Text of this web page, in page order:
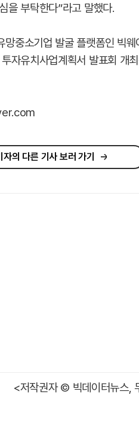
을 부탁한다”라고 말했다.
중소기업 발굴 플랫폼인 빅
자유치사업계획서 발표회 개
자의 다른 기사 보러 가기
<저작권자 © 빅데이터뉴스,